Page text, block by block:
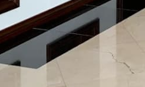
salón de eventos en el
celebrar bodas inolvidables.
personas, ofrece un espacio
un servicio integral que
de tu gran día una